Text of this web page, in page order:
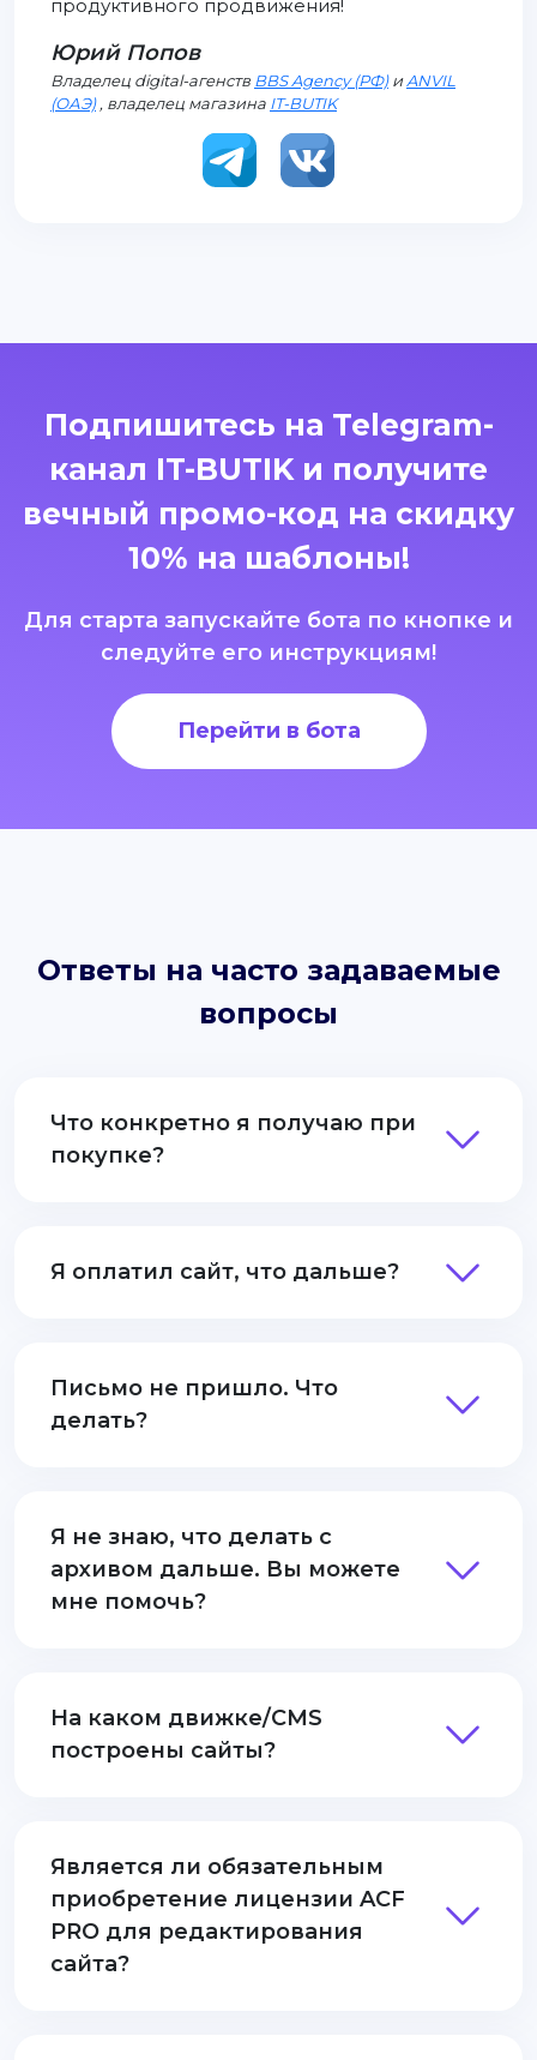
продуктивного продвижения!
Юрий Попов
Владелец digital-агенств BBS Agency (РФ)иANVIL
(ОАЭ), владелец магазина IT-BUTIK
Подпишитесь на Telegram-
канал IT-BUTIK и получите
вечный промо-код на скидку
10% на шаблоны!
Для старта запускайте бота по кнопке и
следуйте его инструкциям!
Перейти в бота
Ответы на часто задаваемые
вопросы
Что конкретно я получаю при
покупке?
Я оплатил сайт, что дальше?
Письмо не пришло. Что
делать?
Я не знаю, что делать с
архивом дальше. Вы можете
мне помочь?
На каком движке/CMS
построены сайты?
Является ли обязательным
приобретение лицензии ACF
PRO для редактирования
сайта?